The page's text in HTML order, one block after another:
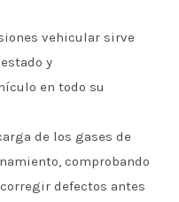
vehicular sirve
y
en todo su
de los gases de
comprobando
defectos antes